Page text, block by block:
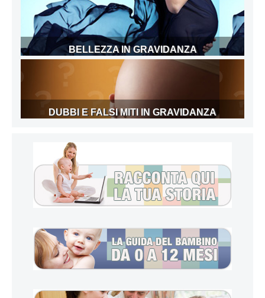
BELLEZZA IN GRAVIDANZA
DUBBI E FALSI MITI IN GRAVIDANZA